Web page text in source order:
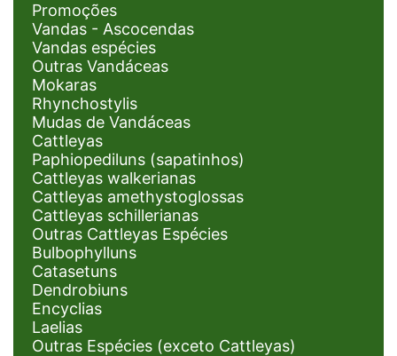
Promoções
Vandas - Ascocendas
Vandas espécies
Outras Vandáceas
Mokaras
Rhynchostylis
Mudas de Vandáceas
Cattleyas
Paphiopediluns (sapatinhos)
Cattleyas walkerianas
Cattleyas amethystoglossas
Cattleyas schillerianas
Outras Cattleyas Espécies
Bulbophylluns
Catasetuns
Dendrobiuns
Encyclias
Laelias
Outras Espécies (exceto Cattleyas)